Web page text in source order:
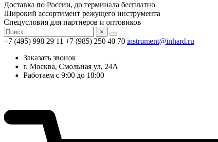
Доставка по России, до терминала бесплатно
Широкий ассортимент режущего инструмента
Спецусловия для партнеров и оптовиков
×
+7 (495) 998 29 11 +7 (985) 250 40 70 instrument@inhard.ru
Заказать звонок
г. Москва, Смольная ул, 24А
Работаем с 9:00 до 18:00